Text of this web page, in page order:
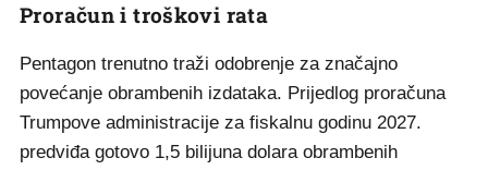
Proračun i troškovi rata
Pentagon trenutno traži odobrenje za značajno
povećanje obrambenih izdataka. Prijedlog proračuna
Trumpove administracije za fiskalnu godinu 2027.
predviđa gotovo 1,5 bilijuna dolara obrambenih